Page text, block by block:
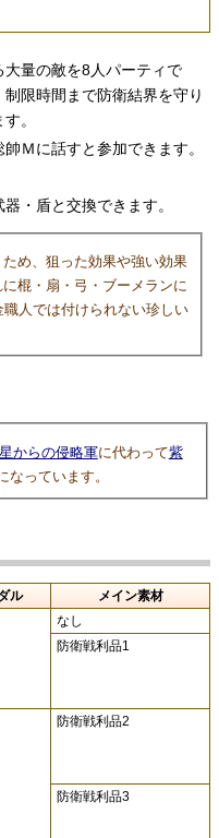
量の敵を8人パーティで
限時間まで防衛結界を守り
。
Ｍに話すと参加できます。
・盾と交換できます。
め、狙った効果や強い効果
棍・扇・弓・ブーメランに
人では付けられない珍しい
からの侵略軍に代わって紫
っています。
ル
メイン素材
なし
防衛戦利品1
防衛戦利品2
防衛戦利品3